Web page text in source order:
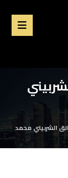
الشربيني محمد